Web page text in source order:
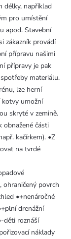
délky, například
pro umístění
apod. Stavební
zákazník provádí
přípravu našimi
přípravy je pak
materiálu.
lze herní
kotvy umožní
skryté v zemině.
obnažené části
kačírkem). •Z
na tvrdé
ohraničený povrch
•+nenáročné
drenážní
děti roznáší
náklady